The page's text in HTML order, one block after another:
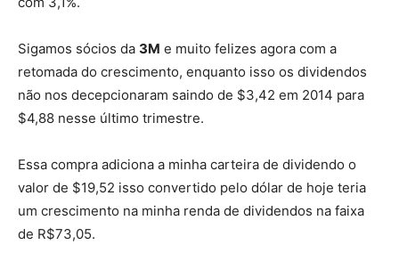
Sigamos sócios da 3M e muito felizes agora com a
retomada do crescimento, enquanto isso os dividendos
não nos decepcionaram saindo de $3,42 em 2014 para
$4,88 nesse último trimestre.
Essa compra adiciona a minha carteira de dividendo o
valor de $19,52 isso convertido pelo dólar de hoje teria
um crescimento na minha renda de dividendos na faixa
de R$73,05.